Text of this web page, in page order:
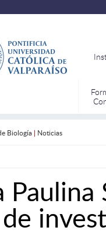
Biología| Noticias